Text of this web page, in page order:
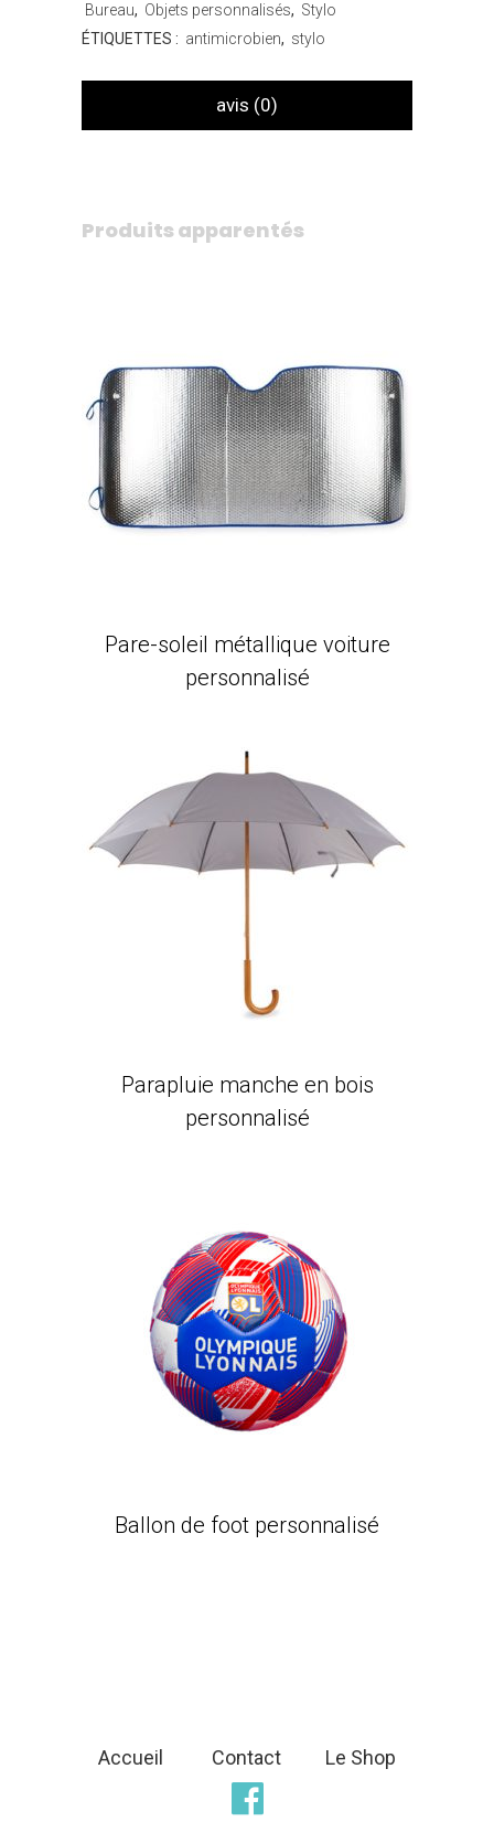
Bureau, Objets personnalisés, Stylo
ÉTIQUETTES : antimicrobien, stylo
avis (0)
Produits apparentés
Pare-soleil métallique voiture
personnalisé
Parapluie manche en bois
personnalisé
Ballon de foot personnalisé
Accueil Contact Le Shop